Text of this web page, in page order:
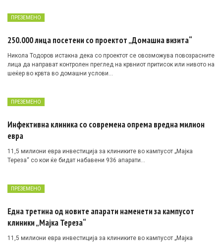
ПРЕЗЕМЕНО
250.000 лица посетени со проектот „Домашна визита“
Никола Тодоров истакна дека со проектот се овозможува повозрасните
лица да направат контролен преглед на крвниот притисок или нивото на
шеќер во крвта во домашни услови…
ПРЕЗЕМЕНО
Инфективна клиника со современа опрема вредна милион
евра
11,5 милиони евра инвестиција за клиниките во кампусот „Мајка
Тереза“ со кои ќе бидат набавени 936 апарати…
ПРЕЗЕМЕНО
Една третина од новите апарати наменети за кампусот
клиники „Мајка Тереза“
11,5 милиони евра инвестиција за клиниките во кампусот „Мајка